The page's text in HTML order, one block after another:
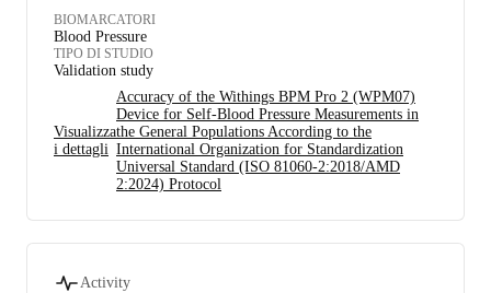
BIOMARCATORI
Blood Pressure
TIPO DI STUDIO
Validation study
Visualizza
i dettagli
Accuracy of the Withings BPM Pro 2 (WPM07)
Device for Self-Blood Pressure Measurements in
the General Populations According to the
International Organization for Standardization
Universal Standard (ISO 81060-2:2018/AMD
2:2024) Protocol
Activity